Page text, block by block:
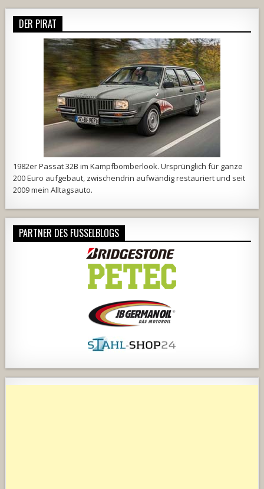
DER PIRAT
1982er Passat 32B im Kampfbomberlook. Ursprünglich für ganze
200 Euro aufgebaut, zwischendrin aufwändig restauriert und seit
2009 mein Alltagsauto.
PARTNER DES FUSSELBLOGS